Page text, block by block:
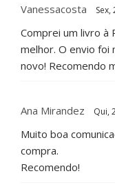
Vanessacosta Sex,
Comprei um livro à
melhor. O envio foi
novo! Recomendo
Ana Mirandez Qui,
Muito boa
compra.
Recomendo!